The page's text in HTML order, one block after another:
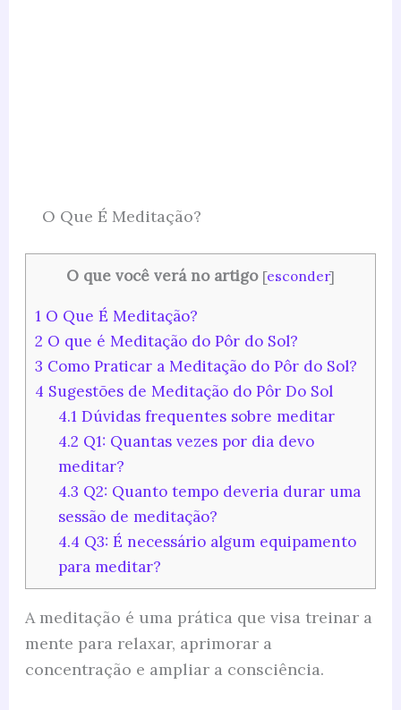
O Que É Meditação?
O que você verá no artigo [esconder]
1 O Que É Meditação?
2 O que é Meditação do Pôr do Sol?
3 Como Praticar a Meditação do Pôr do Sol?
4 Sugestões de Meditação do Pôr Do Sol
4.1Dúvidas frequentes sobre meditar
4.2 Q1: Quantas vezes por dia devo
meditar?
4.3 Q2: Quanto tempo deveria durar uma
sessão de meditação?
4.4 Q3: É necessário algum equipamento
para meditar?
A meditação é uma prática que visa treinar a
mente para relaxar, aprimorar a
concentração e ampliar a consciência.